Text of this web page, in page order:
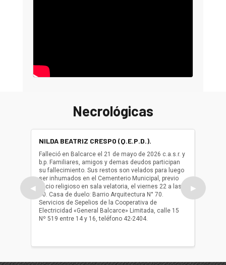
Necrológicas
◀
NILDA BEATRIZ CRESPO (Q.E.P.D.).
Falleció en Balcarce el 21 de mayo de 2026 c.a.s.r. y
b.p. Familiares, amigos y demas deudos participan
su fallecimiento. Sus restos son velados para luego
ser inhumados en el Cementerio Municipal, previo
oficio religioso en sala velatoria, el viernes 22 a las
10. Casa de duelo: Barrio Arquitectura N° 70.
Servicios de Sepelios de la Cooperativa de
Electricidad «General Balcarce» Limitada, calle 15
Nº 519 entre 14 y 16, teléfono 42-2404.
ser
oficio
▶